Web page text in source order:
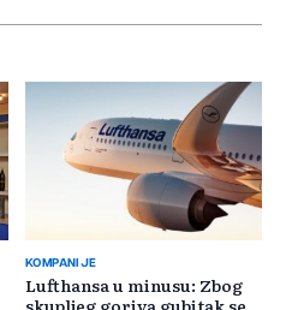
KOMPANIJE
Lufthansa u minusu: Zbog
skupljeg goriva gubitak se